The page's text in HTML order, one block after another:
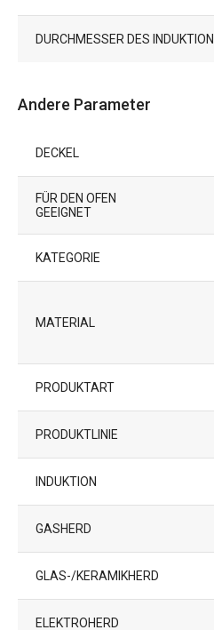
DURCHMESSER DES
Andere Parameter
DECKEL
FÜR DEN OFEN
GEEIGNET
KATEGORIE
MATERIAL
PRODUKTART
PRODUKTLINIE
INDUKTION
GASHERD
GLAS-/KERAMIKHERD
ELEKTROHERD